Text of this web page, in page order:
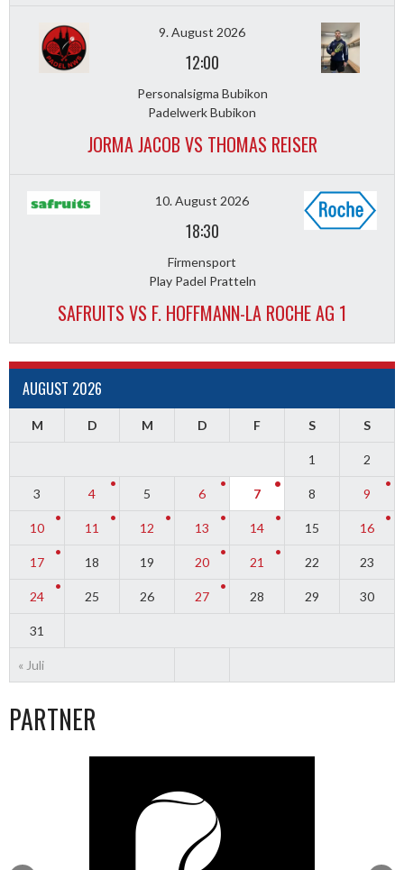
9. August 2026
12:00
Personalsigma Bubikon
Padelwerk Bubikon
JORMA JACOB VS THOMAS REISER
10. August 2026
18:30
Firmensport
Play Padel Pratteln
SAFRUITS VS F. HOFFMANN-LA ROCHE AG 1
AUGUST 2026
M D M D F S S
« Juli
1 2
3 4 5 6 7 8 9
10 11 12 13 14 15 16
17 18 19 20 21 22 23
24 25 26 27 28 29 30
31
PARTNER